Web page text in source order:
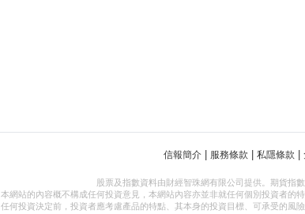
信報簡介 服務條款 私隱條款
股票及指數資料由財經智珠網有限公司提供。期貨指
本網站的內容概不構成任何投資意見，本網站內容亦並非就任何個別投資者的
任何投資決定前，投資者應考慮產品的特點、其本身的投資目標、可承受的風